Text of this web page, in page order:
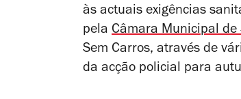
às actuais exigências
pela Câmara Municipal de
Sem Carros, através de
da acção policial para